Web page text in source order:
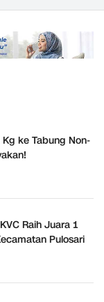
2026
ke Tabung Non-
Raih Juara 1
Pulosari